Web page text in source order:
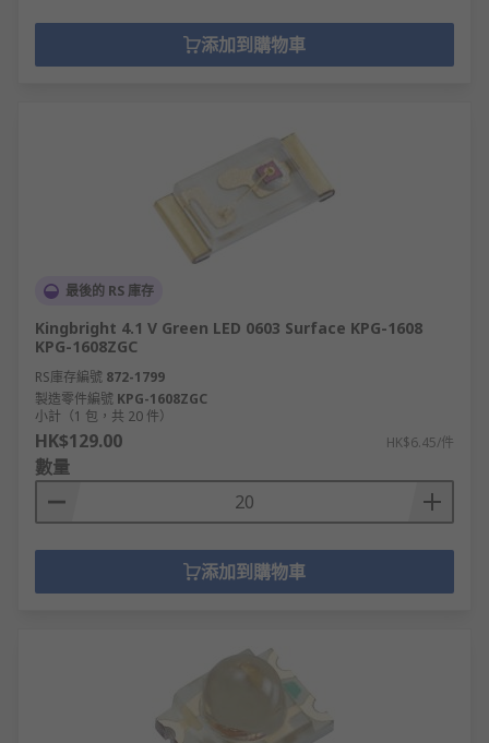
添加到購物車
最後的 RS 庫存
Kingbright 4.1 V Green LED 0603 Surface KPG-1608
KPG-1608ZGC
RS庫存編號 872-1799
製造零件編號 KPG-1608ZGC
小計（1 包，共 20 件）
HK$129.00 HK$6.45/件
數量
添加到購物車